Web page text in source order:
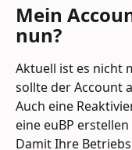
Mein
nun?
Aktuell ist es nicht
sollte der Account
Auch eine
eine euBP
Damit Ihre